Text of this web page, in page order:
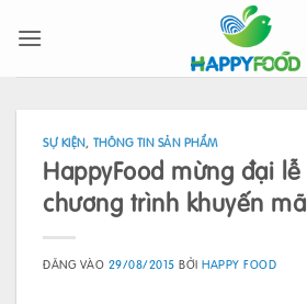
qua
SỰ KIỆN, THÔNG TIN SẢN PHẨM
HappyFood mừng đại
chương trình khuyến
ĐĂNG VÀO 29/08/2015 BỞIHAPPY FOOD